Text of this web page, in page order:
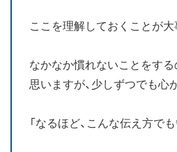
ここを理解しておくことが大
なかなか慣れないことをす
思いますが、少しずつでも心
「なるほど、こんな伝え方で